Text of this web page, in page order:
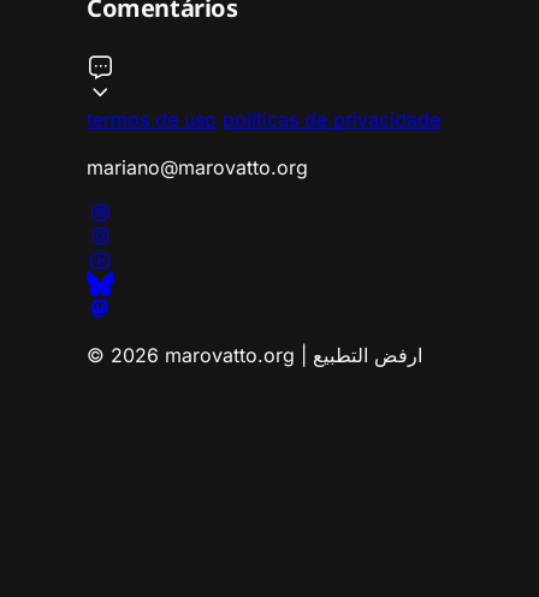
Comentários
termos de uso políticas de privacidade
mariano@marovatto.org
© 2026 marovatto.org | ارفض التطبيع